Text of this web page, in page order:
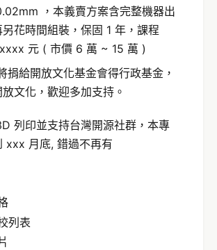
，本義賣方案含完整機器出
花時間組裝，保固 1 年，課程
元 ( 市價 6 萬 ~ 15 萬 )
捐給開放文化基金會得行政基金，
文化，歡迎多加支持。
列印並支持台灣開源社群，本專
xxx 月底, 錯過不再有
列表